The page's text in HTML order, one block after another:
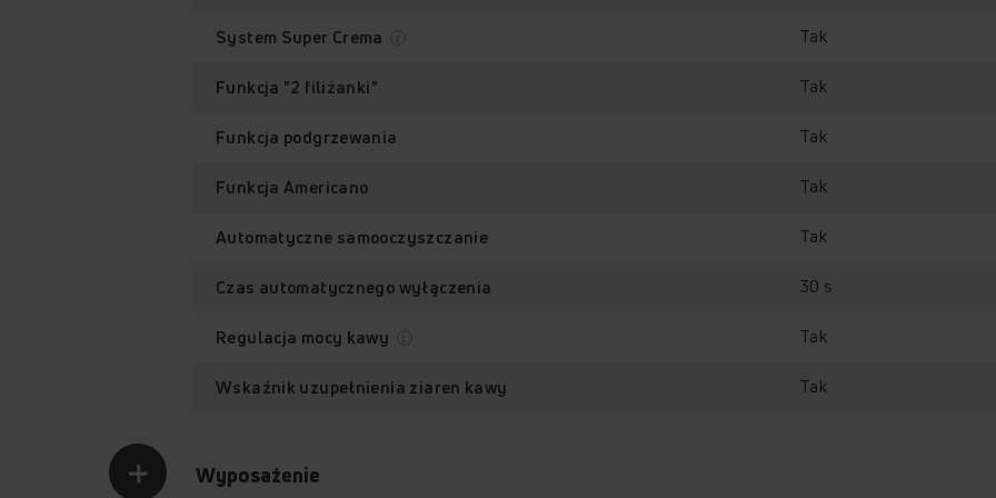
mniej lub bardziej
WYSOKIE CIŚNIENIE
w ekspresowym tempie
Ciśnienie informuje z jaką siłą woda przepływa przez
zmieloną kawę nadając jej niepowtarzalny smak. To właśnie
System Super Crema Tak
Funkcja "2 filiżanki" Tak
Funkcja podgrzewania Tak
Funkcja Americano Tak
Automatyczne samooczyszczanie Tak
Czas automatycznego wyłączenia 30 s
Regulacja mocy kawy Tak
Wskaźnik uzupełnienia ziaren kawy Tak
Wyposażenie